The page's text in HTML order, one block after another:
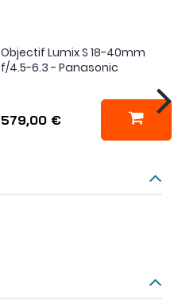
Objectif Lumix S 18-40mm
f/4.5-6.3 - Panasonic
579,00 €